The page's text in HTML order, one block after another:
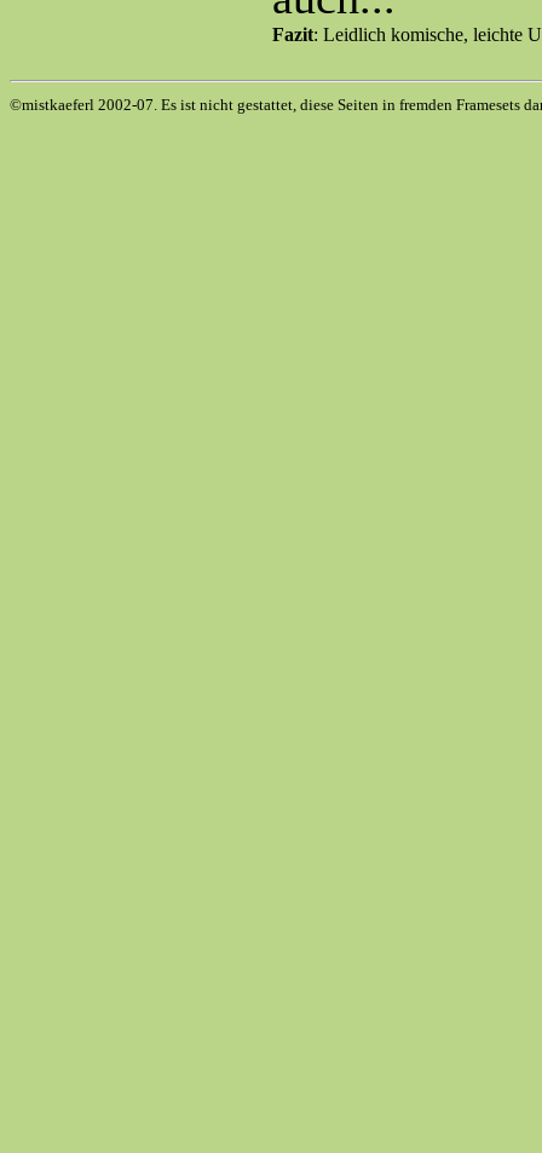
Fazit: Leidlich komische, leichte
©mistkaeferl 2002-07. Es ist nicht gestattet, diese Seiten in fremden Framesets